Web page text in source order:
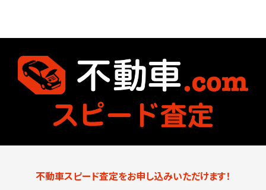
不動車スピード査定をお申し込みいただけます！